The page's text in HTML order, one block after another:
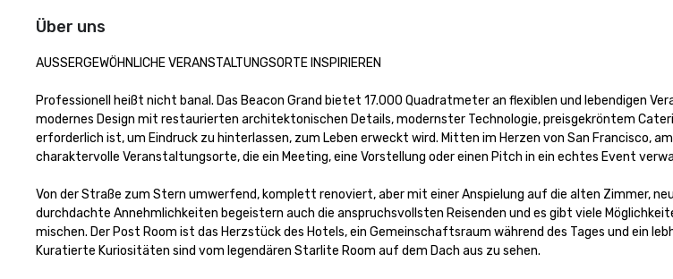
Über uns
AUSSERGEWÖHNLICHE VERANSTALTUNGSORTE INSPIRIEREN
Professionell heißt nicht banal. Das Beacon Grand bietet 17.000 Quadratmeter an flexiblen und lebendigen
modernes Design mit restaurierten architektonischen Details, modernster Technologie, preisgekröntem
erforderlich ist, um Eindruck zu hinterlassen, zum Leben erweckt wird. Mitten im Herzen von San Francisco,
charaktervolle Veranstaltungsorte, die ein Meeting, eine Vorstellung oder einen Pitch in ein echtes Event
Von der Straße zum Stern umwerfend, komplett renoviert, aber mit einer Anspielung auf die alten Zimmer,
durchdachte Annehmlichkeiten begeistern auch die anspruchsvollsten Reisenden und es gibt viele
mischen. Der Post Room ist das Herzstück des Hotels, ein Gemeinschaftsraum während des Tages und ein
Kuratierte Kuriositäten sind vom legendären Starlite Room auf dem Dach aus zu sehen.